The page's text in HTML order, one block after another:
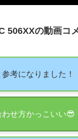
506XXの動画コ
考になりました！
せ方かっこいい😎